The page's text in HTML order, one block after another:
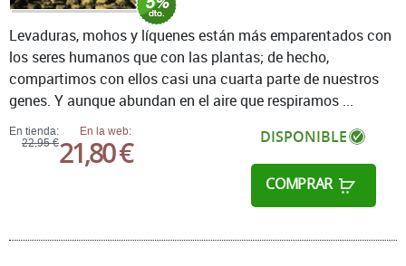
En tienda:
22,95 €
En la web:
21,80 € DISPONIBLE
COMPRAR
Levaduras, mohos y líquenes están más emparentados con
los seres humanos que con las plantas; de hecho,
compartimos con ellos casi una cuarta parte de nuestros
genes. Y aunque abundan en el aire que respiramos ...